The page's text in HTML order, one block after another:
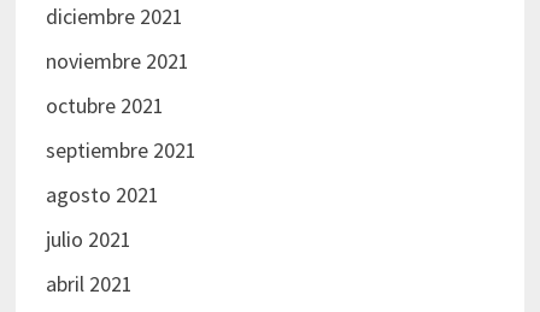
diciembre 2021
noviembre 2021
octubre 2021
septiembre 2021
agosto 2021
julio 2021
abril 2021